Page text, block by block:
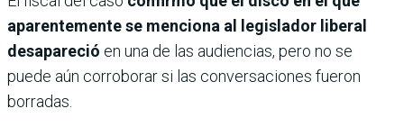
aparentemente se menciona al legislador liberal
desapareció en una de las audiencias, pero no se
puede aún corroborar si las conversaciones fueron
borradas.